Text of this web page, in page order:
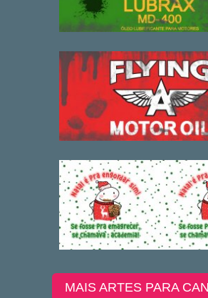
MAIS ARTES PARA